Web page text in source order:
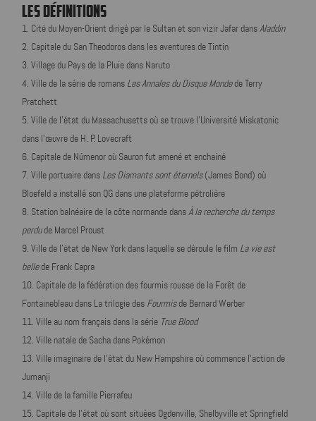
LES DÉFINITIONS
Cité du Moyen-Orient dirigé par le Sultan et son vizir Jafar dansAladdin
Capitale du San Theodoros dans les aventures de Tintin
Village du Pays de la Pluie dans Naruto
Ville de la série de romans Les Annales du Disque Mondede Terry
Pratchett
Ville de l'état du Massachusetts où se trouve l'Université Miskatonic
dans l'œuvre de H. P. Lovecraft
Capitale de Númenor où Sauron fut amené et enchainé
Ville portuaire dans Les Diamants sont éternels(James Bond) où
Bloefeld a installé son QG dans une plateforme pétrolière
Station balnéaire de la côte normande dansÀ la recherche du temps
perdude Marcel Proust
Ville de l'état de New York dans laquelle se déroule le film La vie est
bellede Frank Capra
Capitale de la fédération des fourmis rousse de la Forêt de
Fontainebleau dans La trilogie des Fourmisde Bernard Werber
Ville au nom français dans la série True Blood
Ville natale de Sacha dans Pokémon
Ville imaginaire de l’état du New Hampshire où commence l'action de
Jumanji
Ville de la famille Pierrafeu
Capitale de l'état où sont situées Ogdenville, Shelbyville et Springfield